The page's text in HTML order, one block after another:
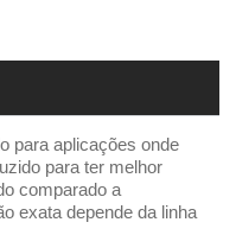
para aplicações onde
para ter melhor
comparado a
exata depende da linha